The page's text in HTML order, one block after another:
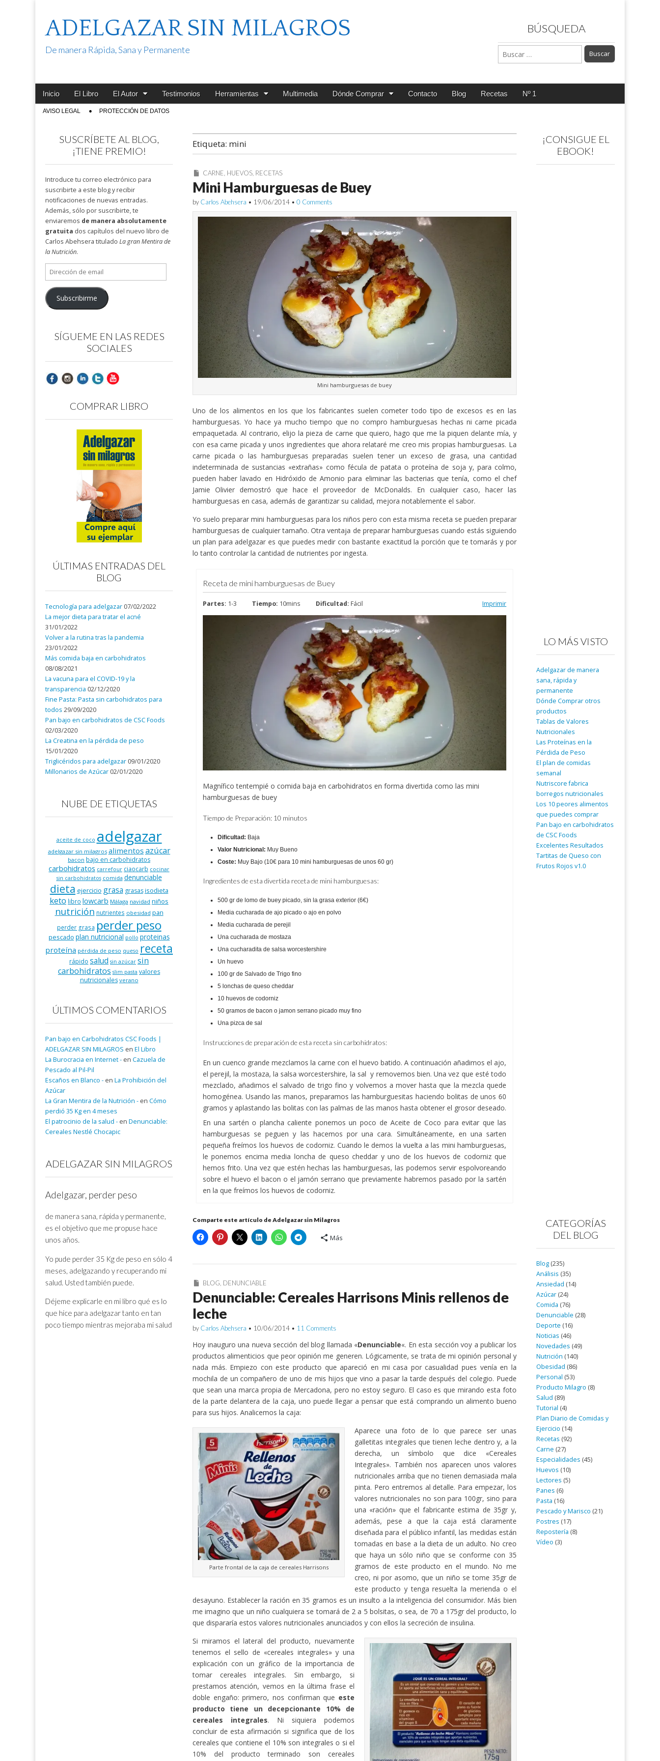
ADELGAZAR SIN MILAGROS
De manera Rápida, Sana y Permanente
BÚSQUEDA
Buscar:
Main
Skip
content
Inicio El Libro El Autor Testimonios Herramientas Multimedia Dónde Comprar Contacto Blog Recetas Nº 1
SubAVISO LEGAL PROTECCIÓN DE DATOS
Etiqueta: mini
CARNE, HUEVOS, RECETAS
Mini Hamburguesas de Buey
by Carlos Abehsera • 19/06/2014 • 0 Comments
Mini hamburguesas de buey
Uno de los alimentos en los que los fabricantes suelen cometer todo tipo de excesos es en las
hamburguesas. Yo hace ya mucho tiempo que no compro hamburguesas hechas ni carne picada
empaquetada. Al contrario, elijo la pieza de carne que quiero, hago que me la piquen delante mía, y
con esa carne picada y unos ingredientes que ahora relataré me creo mis propias hamburguesas. La
carne picada o las hamburguesas preparadas suelen tener un exceso de grasa, una cantidad
indeterminada de sustancias «extrañas» como fécula de patata o proteína de soja y, para colmo,
pueden haber lavado en Hidróxido de Amonio para eliminar las bacterias que tenía, como el chef
Jamie Olivier demostró que hace el proveedor de McDonalds. En cualquier caso, hacer las
hamburguesas en casa, además de garantizar su calidad, mejora notablemente el sabor.
Yo suelo preparar mini hamburguesas para los niños pero con esta misma receta se pueden preparar
hamburguesas de cualquier tamaño. Otra ventaja de preparar hamburguesas cuando estás siguiendo
un plan para adelgazar es que puedes medir con bastante exactitud la porción que te tomarás y por
lo tanto controlar la cantidad de nutrientes por ingesta.
Receta de mini hamburguesas de Buey
Partes: 1-3 Tiempo: 10mins Dificultad: Fácil Imprimir
Magnífico tentempié o comida baja en carbohidratos en forma divertida como las mini
hamburguesas de buey
Tiempo de Preparación: 10 minutos
Dificultad: Baja
Valor Nutricional: Muy Bueno
Coste: Muy Bajo (10€ para 10 mini hamburguesas de unos 60 gr)
Ingredientes de esta divertida receta de mini hamburguesas:
500 gr de lomo de buey picado, sin la grasa exterior (6€)
Media cucharada de ajo picado o ajo en polvo
Media cucharada de perejil
Una cucharada de mostaza
Una cucharadita de salsa worcestershire
Un huevo
100 gr de Salvado de Trigo fino
5 lonchas de queso cheddar
10 huevos de codorniz
50 gramos de bacon o jamon serrano picado muy fino
Una pizca de sal
Instrucciones de preparación de esta receta sin carbohidratos:
En un cuenco grande mezclamos la carne con el huevo batido. A continuación añadimos el ajo,
el perejil, la mostaza, la salsa worcestershire, la sal y removemos bien. Una vez que esté todo
mezclado, añadimos el salvado de trigo fino y volvemos a mover hasta que la mezcla quede
homogénea. Usando las manos, preparamos las hamburguesitas haciendo bolitas de unos 60
gramos y aplastando las bolitas con las palmas de las manos hasta obtener el grosor deseado.
En una sartén o plancha caliente ponemos un poco de Aceite de Coco para evitar que las
hamburguesas se peguen y las hacemos por una cara. Simultáneamente, en una sarten
pequeña freímos los huevos de codorniz. Cuando le demos la vuelta a las mini hamburguesas,
le ponemos encima media loncha de queso cheddar y uno de los huevos de codorniz que
hemos frito. Una vez que estén hechas las hamburguesas, las podemos servir espolvoreando
sobre el huevo el bacon o el jamón serrano que previamente habremos pasado por la sartén
en la que freímos los huevos de codorniz.
Comparte este artículo de Adelgazar sin Milagros
Más
BLOG DENUNCIABLE
Denunciable: Cereales Harrisons Minis rellenos de
leche
by Carlos Abehsera • 10/06/2014 • 11 Comments
Hoy inauguro una nueva sección del blog llamada «Denunciable«. En esta sección voy a publicar los
productos alimenticios que peor opinión me generen. Lógicamente, se trata de mi opinión personal y
nada más. Empiezo con este producto que apareció en mi casa por casualidad pues venía en la
mochila de un compañero de uno de mis hijos que vino a pasar la tarde después del colegio. Puede
que sean una marca propia de Mercadona, pero no estoy seguro. El caso es que mirando esta foto
de la parte delantera de la caja, uno puede llegar a pensar que está comprando un alimento bueno
para sus hijos. Analicemos la caja:
Parte frontal de la caja de cereales Harrisons
Aparece una foto de lo que parece ser unas
galletitas integrales que tienen leche dentro y, a la
derecha, un símbolo que dice «Cereales
Integrales». También nos aparecen unos valores
nutricionales arriba que no tienen demasiada mala
pinta. Pero entremos al detalle. Para empezar, los
valores nutricionales no son para 100gr, sino para
una «ración» que el fabricante estima de 35gr y,
además, pese a que la caja está claramente
diseñada para el público infantil, las medidas están
tomadas en base a la dieta de un adulto. No creo
que haya un sólo niño que se conforme con 35
gramos de este producto en el mundo. No me
creo, ni por asomo, que un niño se tome 35gr de
este producto y tenga resuelta la merienda o el
desayuno. Establecer la ración en 35 gramos es un insulto a la inteligencia del consumidor. Más bien
me imagino que un niño cualquiera se tomará de 2 a 5 bolsitas, o sea, de 70 a 175gr del producto, lo
que dispararía estos valores nutricionales anunciados y con ellos la secreción de insulina.
Si miramos el lateral del producto, nuevamente
tenemos el sello de «cereales integrales» y una
explicación con un gráfico de la importancia de
tomar cereales integrales. Sin embargo, si
prestamos atención, vemos en la última frase el
doble engaño: primero, nos confirman que este
producto tiene un decepcionante 10% de
cereales integrales. Ni siquiera podemos
concluir de esta afirmación si significa que de los
cereales que contiene el 10% son integrales o si el
10% del producto terminado son cereales
SUSCRÍBETE AL BLOG,
¡TIENE PREMIO!
Introduce tu correo electrónico para
suscribirte a este blog y recibir
notificaciones de nuevas entradas.
Además, sólo por suscribirte, te
enviaremos de manera absolutamente
gratuita dos capítulos del nuevo libro de
Carlos Abehsera titulado La gran Mentira de
la Nutrición.
Dirección
de
email
Subscribirme
SÍGUEME EN LAS REDES
SOCIALES
COMPRAR LIBRO
ÚLTIMAS ENTRADAS DEL
BLOG
Tecnología para adelgazar 07/02/2022
La mejor dieta para tratar el acné
31/01/2022
Volver a la rutina tras la pandemia
23/01/2022
Más comida baja en carbohidratos
08/08/2021
La vacuna para el COVID-19 y la
transparencia 02/12/2020
Fine Pasta: Pasta sin carbohidratos para
todos 29/09/2020
Pan bajo en carbohidratos de CSC Foods
02/03/2020
La Creatina en la pérdida de peso
15/01/2020
Triglicéridos para adelgazar 09/01/2020
Millonarios de Azúcar 02/01/2020
NUBE DE ETIQUETAS
aceite de coco adelgazar
adelgazar sin milagros alimentos azúcar
bacon bajo en carbohidratos
carbohidratos carrefour ciaocarb cocinar
sin carbohidratos comida denunciable
dieta ejercicio grasa grasas isodieta
keto libro lowcarb Málaga navidad niños
nutrición nutrientes obesidad pan
perder grasa perder peso
pescado plan nutricional pollo proteinas
proteína pérdida de peso queso receta
rápido salud sin azúcar sin
carbohidratos slim pasta valores
nutricionales verano
ÚLTIMOS COMENTARIOS
Pan bajo en Carbohidratos CSC Foods |
ADELGAZAR SIN MILAGROS en El Libro
La Burocracia en Internet - en Cazuela de
Pescado al Pil-Pil
Escaños en Blanco - en La Prohibición del
Azúcar
La Gran Mentira de la Nutrición - en Cómo
perdió 35 Kg en 4 meses
El patrocinio de la salud - en Denunciable:
Cereales Nestlé Chocapic
ADELGAZAR SIN MILAGROS
Adelgazar, perder peso
de manera sana, rápida y permanente,
es el objetivo que me propuse hace
unos años.
Yo pude perder 35 Kg de peso en sólo 4
meses, adelgazando y recuperando mi
salud. Usted también puede.
Déjeme explicarle en mi libro qué es lo
que hice para adelgazar tanto en tan
poco tiempo mientras mejoraba mi salud
¡CONSIGUE EL
EBOOK!
LO MÁS VISTO
Adelgazar de manera
sana, rápida y
permanente
Dónde Comprar otros
productos
Tablas de Valores
Nutricionales
Las Proteínas en la
Pérdida de Peso
El plan de comidas
semanal
Nutriscore fabrica
borregos nutricionales
Los 10 peores alimentos
que puedes comprar
Pan bajo en carbohidratos
de CSC Foods
Excelentes Resultados
Tartitas de Queso con
Frutos Rojos v1.0
CATEGORÍAS
DEL BLOG
Blog (235)
Análisis (35)
Ansiedad (14)
Azúcar (24)
Comida (76)
Denunciable (28)
Deporte (16)
Noticias (46)
Novedades (49)
Nutrición (140)
Obesidad (86)
Personal (53)
Producto Milagro (8)
Salud (89)
Tutorial (4)
Plan Diario de Comidas y
Ejercicio (14)
Recetas (92)
Carne (27)
Especialidades (45)
Huevos (10)
Lectores (5)
Panes (6)
Pasta (16)
Pescado y Marisco (21)
Postres (17)
Repostería (8)
Vídeo (3)